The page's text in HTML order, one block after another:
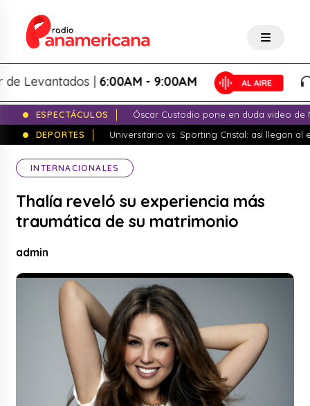
|6:00AM - 9:00AM
ESPECTÁCULOS
Óscar Custodio pone en duda video de
DEPORTES
Universitario vs. Sporting Cristal: así llegan al
INTERNACIONALES
Thalía reveló su experiencia más
traumática de su matrimonio
admin